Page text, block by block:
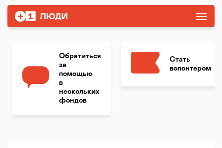
Обратиться
за
помощью
в
нескольких
фондов
Стать
волонтером